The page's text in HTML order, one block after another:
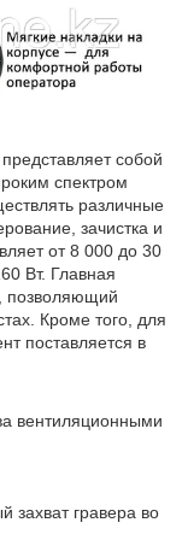
представляет собой
спектром
различные
зачистка и
от 8 000 до 30
Вт. Главная
позволяющий
Кроме того, для
поставляется в
вентиляционными
захват гравера во